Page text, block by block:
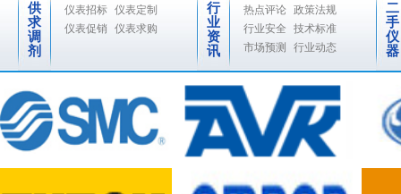
供
求
调
剂
仪表招标 仪表定制
仪表促销
仪表求购
行
业
资
讯
热点评论 政策法规
行业安全
技术标准
市场预测
行业动态
二
手
仪
器